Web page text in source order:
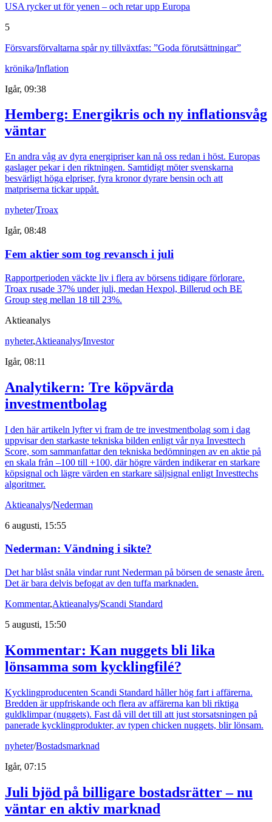
USA rycker ut för yenen – och retar upp Europa
5
Försvarsförvaltarna spår ny tillväxtfas: ”Goda förutsättningar”
krönika/Inflation
Igår, 09:38
Hemberg: Energikris och ny inflationsvåg
väntar
En andra våg av dyra energipriser kan nå oss redan i höst. Europas
gaslager pekar i den riktningen. Samtidigt möter svenskarna
besvärligt höga elpriser, fyra kronor dyrare bensin och att
matpriserna tickar uppåt.
nyheter/Troax
Igår, 08:48
Fem aktier som tog revansch i juli
Rapportperioden väckte liv i flera av börsens tidigare förlorare.
Troax rusade 37% under juli, medan Hexpol, Billerud och BE
Group steg mellan 18 till 23%.
Aktieanalys
nyheter,Aktieanalys/Investor
Igår, 08:11
Analytikern: Tre köpvärda
investmentbolag
I den här artikeln lyfter vi fram de tre investmentbolag som i dag
uppvisar den starkaste tekniska bilden enligt vår nya Investtech
Score, som sammanfattar den tekniska bedömningen av en aktie på
en skala från –100 till +100, där högre värden indikerar en starkare
köpsignal och lägre värden en starkare säljsignal enligt Investtechs
algoritmer.
Aktieanalys/Nederman
6 augusti, 15:55
Nederman: Vändning i sikte?
Det har blåst snåla vindar runt Nederman på börsen de senaste åren.
Det är bara delvis befogat av den tuffa marknaden.
Kommentar,Aktieanalys/Scandi Standard
5 augusti, 15:50
Kommentar: Kan nuggets bli lika
lönsamma som kycklingfilé?
Kycklingproducenten Scandi Standard håller hög fart i affärerna.
Bredden är uppfriskande och flera av affärerna kan bli riktiga
guldklimpar (nuggets). Fast då vill det till att just storsatsningen på
panerade kycklingprodukter, av typen chicken nuggets, blir lönsam.
nyheter/Bostadsmarknad
Igår, 07:15
Juli bjöd på billigare bostadsrätter – nu
väntar en aktiv marknad